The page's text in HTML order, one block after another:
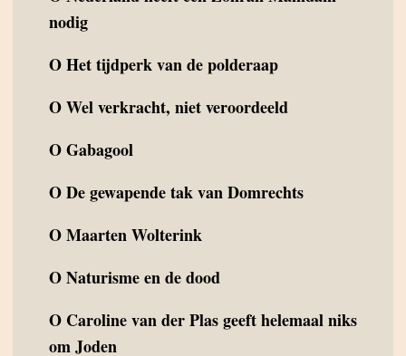
nodig
OHet tijdperk van de polderaap
OWel verkracht, niet veroordeeld
OGabagool
ODe gewapende tak van Domrechts
OMaarten Wolterink
ONaturisme en de dood
O Caroline van der Plas geeft helemaal niks
om Joden